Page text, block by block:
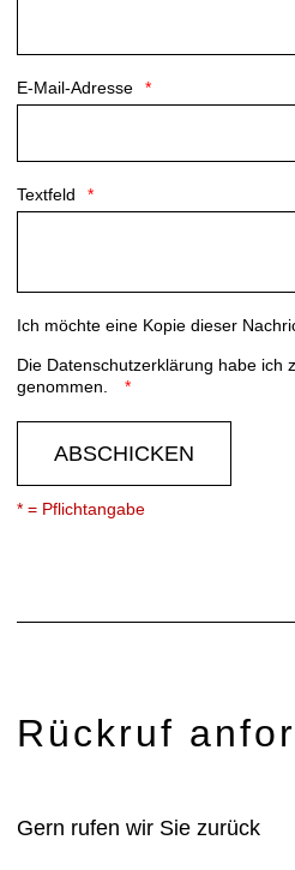
E-Mail-Adresse
Textfeld
Ich möchte eine Kopie dieser
Die Datenschutzerklärung habe ich
genommen.
ABSCHICKEN
* = Pflichtangabe
Rückruf
Gern rufen wir Sie zurück